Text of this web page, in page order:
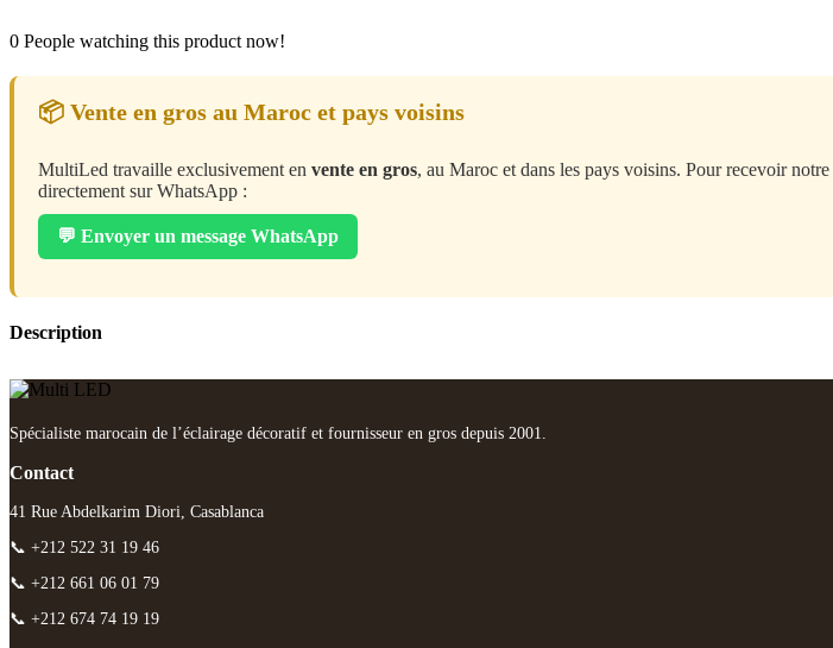
0 People watching this product now!
📦 Vente en gros au Maroc et pays voisins
MultiLed travaille exclusivement en vente en gros, au Maroc et dans les pays voisins. Pour recevoir notre
directement sur WhatsApp :
💬 Envoyer un message WhatsApp
Description
Spécialiste marocain de l’éclairage décoratif et fournisseur en gros depuis 2001.
Contact
41 Rue Abdelkarim Diori, Casablanca
📞 +212 522 31 19 46
📞 +212 661 06 01 79
📞 +212 674 74 19 19